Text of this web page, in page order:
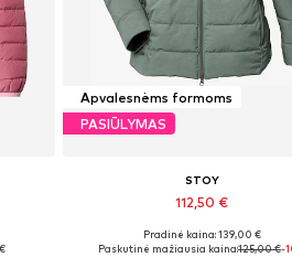
Apvalesnėms formoms
PASIŪLYMAS
STOY
112,50 €
Yra daugybė dydžių
Pradinė kaina: 139,00 €
Paskutinė mažiausia kaina:125,00 €-